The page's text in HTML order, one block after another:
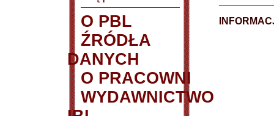
O PBL
ŹRÓDŁA
DANYCH
O PRACOWNI
WYDAWNICTWO